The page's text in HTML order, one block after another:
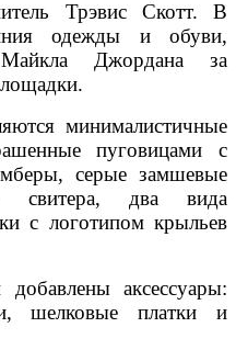
Трэвис Скотт. В
одежды и обуви,
Майкла Джордана за
минималистичные
пуговицами с
серые замшевые
свитера, два вида
с логотипом крыльев
аксессуары:
шелковые платки и